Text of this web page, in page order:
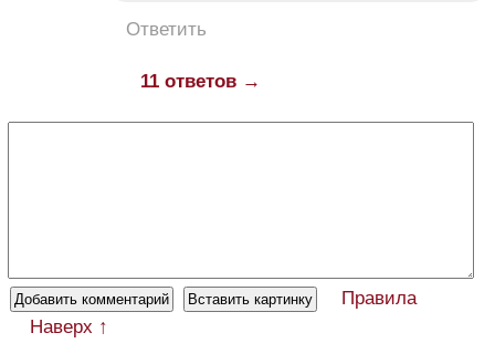
Ответить
11 ответов →
Правила
Наверх ↑